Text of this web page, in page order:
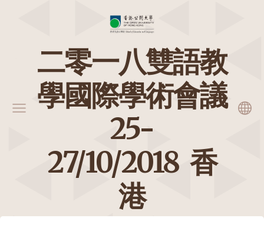
二零一八雙語教
學國際學術會議
25-
27/10/2018 香
港